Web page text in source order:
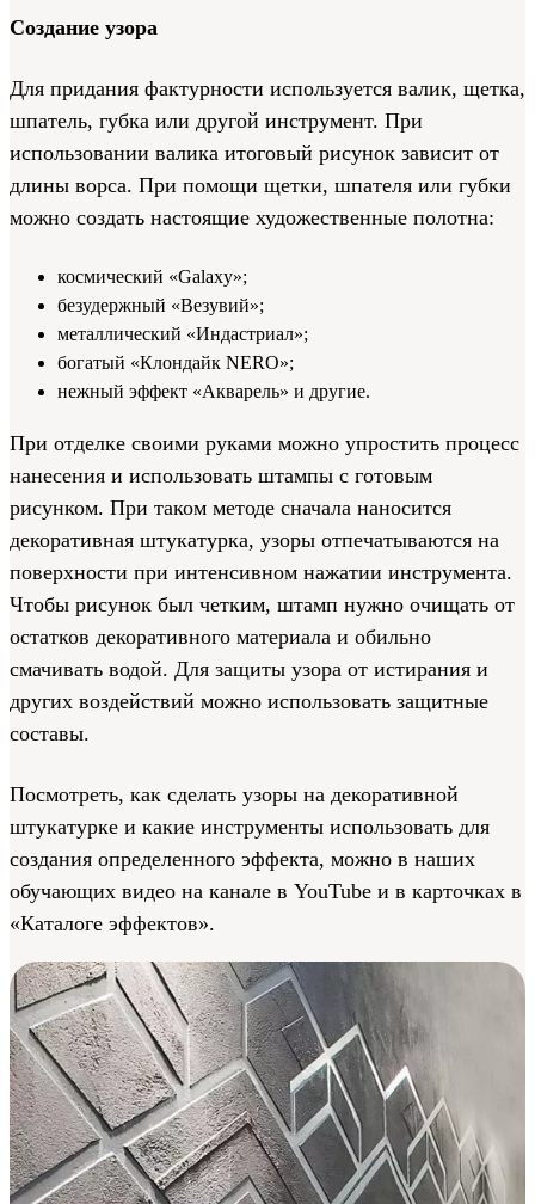
Создание узора
Для придания фактурности используется валик, щетка,
шпатель, губка или другой инструмент. При
использовании валика итоговый рисунок зависит от
длины ворса. При помощи щетки, шпателя или губки
можно создать настоящие художественные полотна:
космический «Galaxy»;
безудержный «Везувий»;
металлический «Индастриал»;
богатый «Клондайк NERO»;
нежный эффект «Акварель» и другие.
При отделке своими руками можно упростить процесс
нанесения и использовать штампы с готовым
рисунком. При таком методе сначала наносится
декоративная штукатурка, узоры отпечатываются на
поверхности при интенсивном нажатии инструмента.
Чтобы рисунок был четким, штамп нужно очищать от
остатков декоративного материала и обильно
смачивать водой. Для защиты узора от истирания и
других воздействий можно использовать защитные
составы.
Посмотреть, как сделать узоры на декоративной
штукатурке и какие инструменты использовать для
создания определенного эффекта, можно в наших
обучающих видео на канале в YouTube и в карточках в
«Каталоге эффектов».